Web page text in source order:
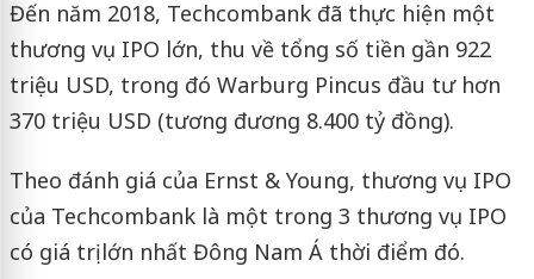
Đến năm 2018, Techcombank đã thực hiện một
thương vụ IPO lớn, thu về tổng số tiền gần 922
triệu USD, trong đó Warburg Pincus đầu tư hơn
370 triệu USD (tương đương 8.400 tỷ đồng).
Theo đánh giá của Ernst & Young, thương vụ IPO
của Techcombank là một trong 3 thương vụ IPO
có giá trị lớn nhất Đông Nam Á thời điểm đó.